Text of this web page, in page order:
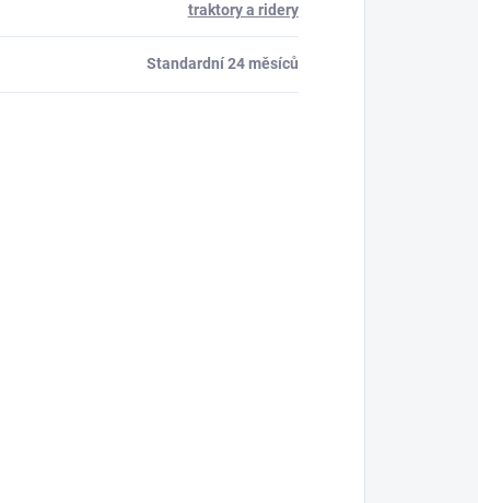
traktory a ridery
Standardní 24 měsíců